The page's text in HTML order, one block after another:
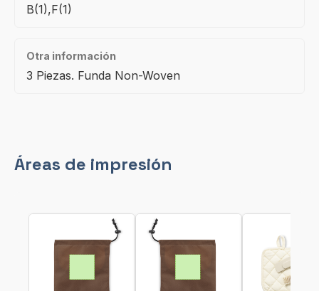
B(1),F(1)
Otra información
3 Piezas. Funda Non-Woven
Áreas de impresión